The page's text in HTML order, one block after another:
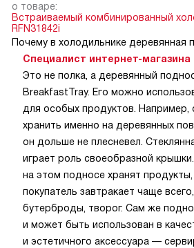
о товаре:
Встраиваемый комбинированный
RFN31842i
Почему в холодильнике деревянная
Специалист интернет-магазина
Это не полка, а деревянный
BreakfastTray. Его можно
для особых продуктов. Например,
хранить именно на деревянных
он дольше не плесневел.
играет роль своеобразной
на этом подносе хранят
покупатель завтракает чаще
бутерброды, творог. Сам же
и может быть использован в
и эстетичного аксессуара —